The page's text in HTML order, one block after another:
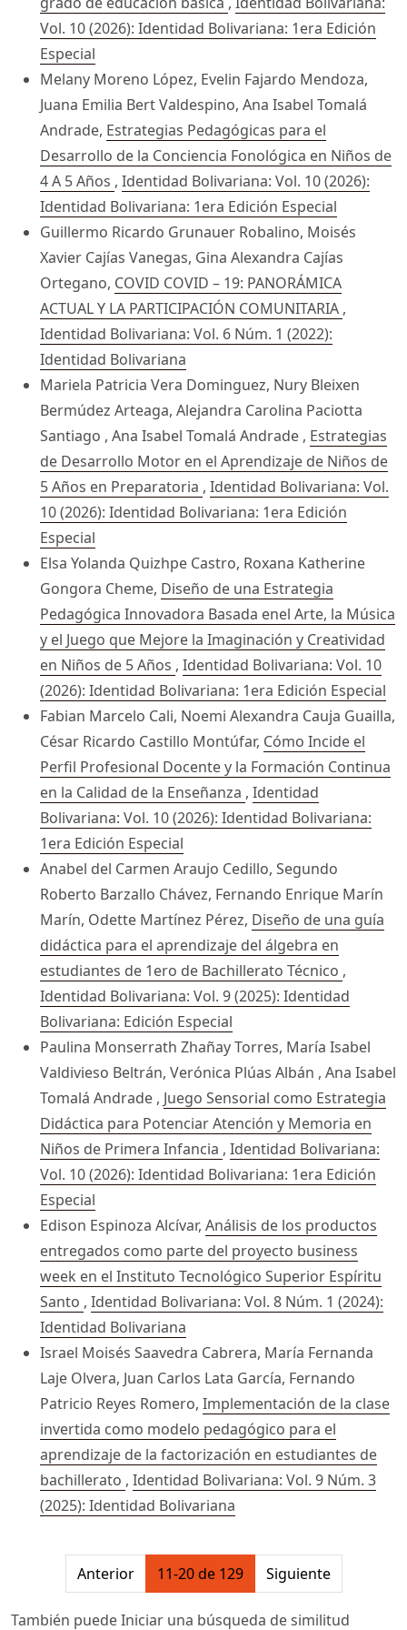
Vol. 10 (2026): Identidad Bolivariana: 1era Edición
Especial
Melany Moreno López, Evelin Fajardo Mendoza,
Juana Emilia Bert Valdespino, Ana Isabel Tomalá
Andrade, Estrategias Pedagógicas para el
Desarrollo de la Conciencia Fonológica en Niños de
4 A 5 Años , Identidad Bolivariana: Vol. 10 (2026):
Identidad Bolivariana: 1era Edición Especial
Guillermo Ricardo Grunauer Robalino, Moisés
Xavier Cajías Vanegas, Gina Alexandra Cajías
Ortegano, COVID COVID – 19: PANORÁMICA
ACTUAL Y LA PARTICIPACIÓN COMUNITARIA ,
Identidad Bolivariana: Vol. 6 Núm. 1 (2022):
Identidad Bolivariana
Mariela Patricia Vera Dominguez, Nury Bleixen
Bermúdez Arteaga, Alejandra Carolina Paciotta
Santiago , Ana Isabel Tomalá Andrade , Estrategias
de Desarrollo Motor en el Aprendizaje de Niños de
5 Años en Preparatoria , Identidad Bolivariana: Vol.
10 (2026): Identidad Bolivariana: 1era Edición
Especial
Elsa Yolanda Quizhpe Castro, Roxana Katherine
Gongora Cheme, Diseño de una Estrategia
Pedagógica Innovadora Basada enel Arte, la Música
y el Juego que Mejore la Imaginación y Creatividad
en Niños de 5 Años , Identidad Bolivariana: Vol. 10
(2026): Identidad Bolivariana: 1era Edición Especial
Fabian Marcelo Cali, Noemi Alexandra Cauja Guailla,
César Ricardo Castillo Montúfar, Cómo Incide el
Perfil Profesional Docente y la Formación Continua
en la Calidad de la Enseñanza , Identidad
Bolivariana: Vol. 10 (2026): Identidad Bolivariana:
1era Edición Especial
Anabel del Carmen Araujo Cedillo, Segundo
Roberto Barzallo Chávez, Fernando Enrique Marín
Marín, Odette Martínez Pérez, Diseño de una guía
didáctica para el aprendizaje del álgebra en
estudiantes de 1ero de Bachillerato Técnico ,
Identidad Bolivariana: Vol. 9 (2025): Identidad
Bolivariana: Edición Especial
Paulina Monserrath Zhañay Torres, María Isabel
Valdivieso Beltrán, Verónica Plúas Albán , Ana Isabel
Tomalá Andrade , Juego Sensorial como Estrategia
Didáctica para Potenciar Atención y Memoria en
Niños de Primera Infancia , Identidad Bolivariana:
Vol. 10 (2026): Identidad Bolivariana: 1era Edición
Especial
Edison Espinoza Alcívar, Análisis de los productos
entregados como parte del proyecto business
week en el Instituto Tecnológico Superior Espíritu
Santo , Identidad Bolivariana: Vol. 8 Núm. 1 (2024):
Identidad Bolivariana
Israel Moisés Saavedra Cabrera, María Fernanda
Laje Olvera, Juan Carlos Lata García, Fernando
Patricio Reyes Romero, Implementación de la clase
invertida como modelo pedagógico para el
aprendizaje de la factorización en estudiantes de
bachillerato , Identidad Bolivariana: Vol. 9 Núm. 3
(2025): Identidad Bolivariana
##issue.pagination##
Anterior 11-20 de 129 Siguiente
También puedeIniciar una búsqueda de similitud